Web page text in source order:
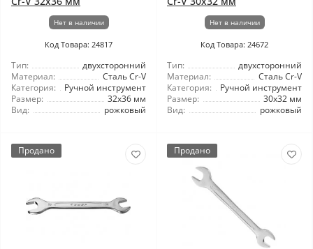
Нет в наличии
Код Товара: 24817
Тип:
двухсторонний
Материал:
Сталь Cr-V
Категория:
Ручной инструмент
Размер:
32x36 мм
Вид:
рожковый
Нет в наличии
Код Товара: 24672
Тип:
двухсторонний
Материал:
Сталь Cr-V
Категория:
Ручной инструмент
Размер:
30x32 мм
Вид:
рожковый
Продано Продано